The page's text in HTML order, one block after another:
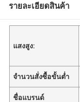
รายละเอียดสินค้า
แสงสูง:
จำนวนสั่งซื้อขั้นต่ำ
ชื่อแบรนด์